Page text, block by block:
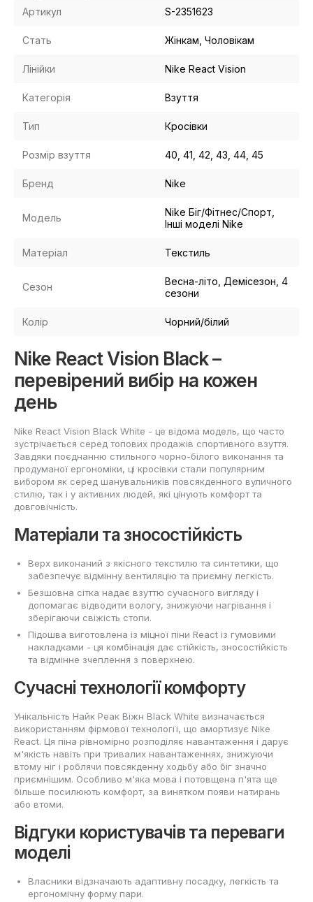
Артикул S-2351623
Стать Жінкам, Чоловікам
Лінійки Nike React Vision
Категорія Взуття
Тип Кросівки
Розмір взуття 40, 41, 42, 43, 44, 45
Бренд Nike
Модель
Nike Біг/Фітнес/Спорт,
Інші моделі Nike
Матеріал Текстиль
Сезон
Весна-літо, Демісезон, 4
сезони
Колір Чорний/білий
Nike React Vision Black –
перевірений вибір на кожен
день
Nike React Vision Black White - це відома модель, що часто
зустрічається серед топових продажів спортивного взуття.
Завдяки поєднанню стильного чорно-білого виконання та
продуманої ергономіки, ці кросівки стали популярним
вибором як серед шанувальників повсякденного вуличного
стилю, так і у активних людей, які цінують комфорт та
довговічність.
Матеріали та зносостійкість
Верх виконаний з якісного текстилю та синтетики, що
забезпечує відмінну вентиляцію та приємну легкість.
Безшовна сітка надає взуттю сучасного вигляду і
допомагає відводити вологу, знижуючи нагрівання і
зберігаючи свіжість стопи.
Підошва виготовлена із міцної піни React із гумовими
накладками - ця комбінація дає стійкість, зносостійкість
та відмінне зчеплення з поверхнею.
Сучасні технології комфорту
Унікальність Найк Реак Віжн Black White визначається
використанням фірмової технології, що амортизує Nike
React. Ця піна рівномірно розподіляє навантаження і дарує
м'якість навіть при тривалих навантаженнях, знижуючи
втому ніг і роблячи повсякденну ходьбу або біг значно
приємнішим. Особливо м'яка мова і потовщена п'ята ще
більше посилюють комфорт, за винятком появи натирань
або втоми.
Відгуки користувачів та переваги
моделі
Власники відзначають адаптивну посадку, легкість та
ергономічну форму пари.